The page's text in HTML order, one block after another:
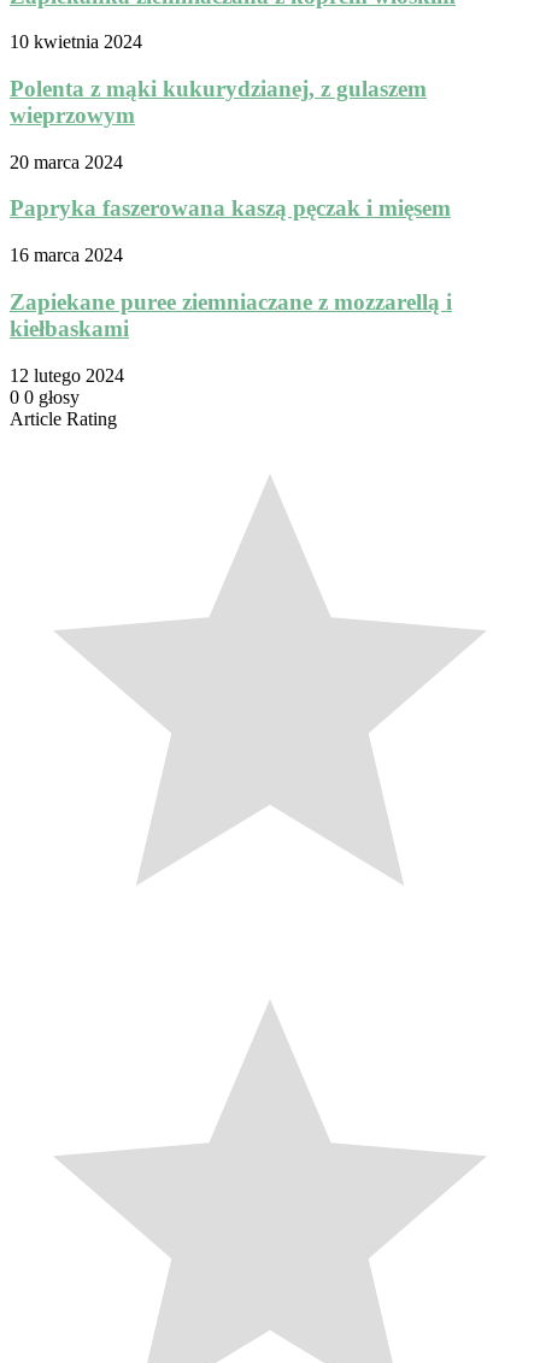
10 kwietnia 2024
Polenta z mąki kukurydzianej, z gulaszem
wieprzowym
20 marca 2024
Papryka faszerowana kaszą pęczak i mięsem
16 marca 2024
Zapiekane puree ziemniaczane z mozzarellą i
kiełbaskami
12 lutego 2024
0 0 głosy
Article Rating